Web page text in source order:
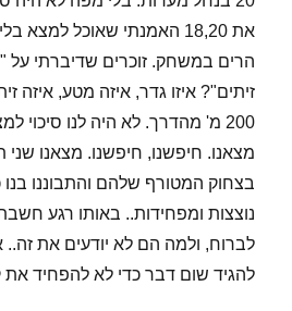
את 18,20 האמנתי שאוכל
הרים במשחק. זוכרים שדיברתי
זיתים"? איזו גדר, איזה מטע, איזה
200 מ' מהדרך. לא היה לנו סיכוי
מצאנו. חיפשנו, חיפשנו. מצאנו שני
בצחוק המטורף שלהם והתבוננו בנו
נוצצות ומפחידות.. באותו רגע
לברוח, ולמה הם לא יודעים את
להגיד שום דבר כדי לא להפחיד את